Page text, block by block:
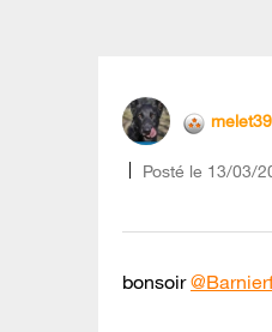
melet39
Posté le ‎13/03/
bonsoir